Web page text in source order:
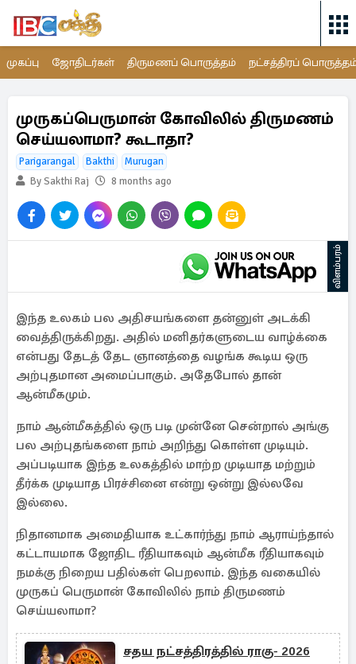
முகப்பு ஜோதிடர்கள் திருமணப் பொருத்தம் நட்சத்திரப்
முருகப்பெருமான் கோவிலில் திருமணம்
செய்யலாமா? கூடாதா?
Parigarangal Bakthi
Murugan
By Sakthi Raj
8 months ago
விளம்பரம்
இந்த உலகம் பல அதிசயங்களை தன்னுள் அடக்கி
வைத்திருக்கிறது. அதில் மனிதர்களுடைய வாழ்க்கை
என்பது தேடத் தேட ஞானத்தை வழங்க கூடிய ஒரு
அற்புதமான அமைப்பாகும். அதேபோல் தான்
ஆன்மீகமும்.
நாம் ஆன்மீகத்தில் ஒரு படி முன்னே சென்றால் அங்கு
பல அற்புதங்களை நாம் அறிந்து கொள்ள முடியும்.
அப்படியாக இந்த உலகத்தில் மாற்ற முடியாத மற்றும்
தீர்க்க முடியாத பிரச்சினை என்று ஒன்று இல்லவே
இல்லை.
நிதானமாக அமைதியாக உட்கார்ந்து நாம் ஆராய்ந்தால்
கட்டாயமாக ஜோதிட ரீதியாகவும் ஆன்மீக ரீதியாகவும்
நமக்கு நிறைய பதில்கள் பெறலாம். இந்த வகையில்
முருகப் பெருமான் கோவிலில் நாம் திருமணம்
செய்யலாமா?
சதய நட்சத்திரத்தில் ராகு- 2026